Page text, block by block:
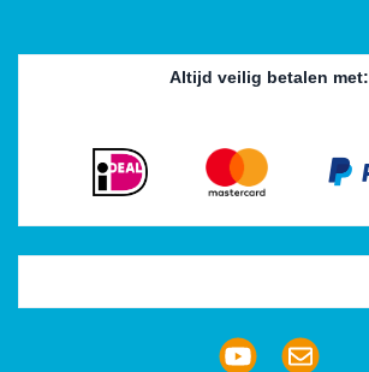
Altijd veilig betalen met: